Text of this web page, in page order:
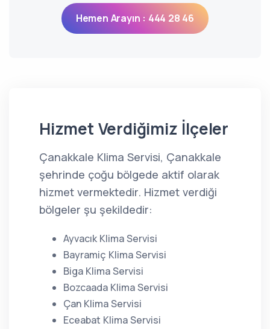
Hemen Arayın : 444 28 46
Hizmet Verdiğimiz İlçeler
Çanakkale Klima Servisi, Çanakkale
şehrinde çoğu bölgede aktif olarak
hizmet vermektedir. Hizmet verdiği
bölgeler şu şekildedir:
Ayvacık Klima Servisi
Bayramiç Klima Servisi
Biga Klima Servisi
Bozcaada Klima Servisi
Çan Klima Servisi
Eceabat Klima Servisi